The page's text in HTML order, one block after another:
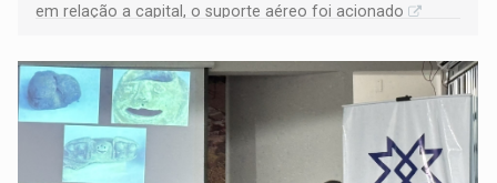
em relação a capital, o suporte aéreo foi acionado